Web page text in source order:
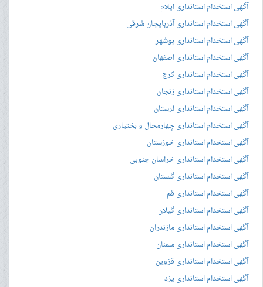
آگهی استخدام استانداری ایلام
آگهی استخدام استانداری آذربایجان شرقی
آگهی استخدام استانداری بوشهر
آگهی استخدام استانداری اصفهان
آگهی استخدام استانداری کرج
آگهی استخدام استانداری زنجان
آگهی استخدام استانداری لرستان
آگهی استخدام استانداری چهارمحال و بختیاری
آگهی استخدام استانداری خوزستان
آگهی استخدام استانداری خراسان جنوبی
آگهی استخدام استانداری گلستان
آگهی استخدام استانداری قم
آگهی استخدام استانداری گیلان
آگهی استخدام استانداری مازندران
آگهی استخدام استانداری سمنان
آگهی استخدام استانداری قزوین
آگهی استخدام استانداری یزد